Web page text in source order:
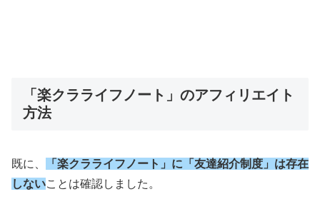
「楽クラライフノート」のアフィリエイト
方法
既に、
「楽クラライフノート」に「友達紹介制度」は存在
しないことは確認しました。